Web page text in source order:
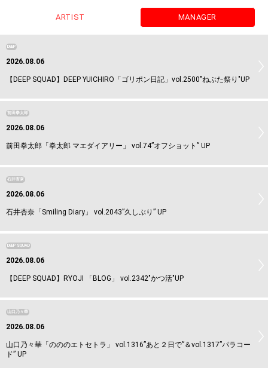
ARTIST MANAGER
DEEP
2026.08.06
【DEEP SQUAD】DEEP YUICHIRO「ゴリポン日記」vol.2500"ねぶた祭り"UP
前田拳太郎
2026.08.06
前田拳太郎「拳太郎 マエダイアリー」 vol.74”オフショット” UP
石井杏奈
2026.08.06
石井杏奈「Smiling Diary」 vol.2043”久しぶり” UP
DEEP SQUAD
2026.08.06
【DEEP SQUAD】RYOJI 「BLOG」 vol.2342"かつ活"UP
山口乃々華
2026.08.06
山口乃々華「のののエトセトラ」 vol.1316”あと２日で”＆vol.1317”パラコー
ド” UP